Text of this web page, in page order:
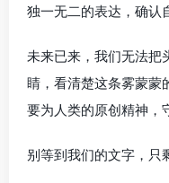
独一无二的表达，确认
未来已来，我们无法把
睛，看清楚这条雾蒙蒙
要为人类的原创精神，
别等到我们的文字，只